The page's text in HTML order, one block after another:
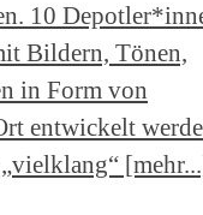
10
Bildern, Tönen,
in Form von
entwickelt